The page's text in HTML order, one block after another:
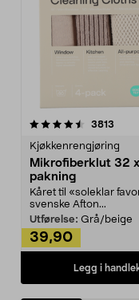
3813
Kjøkkenrengjøring
Mikrofiberklut 32
pakning
Kåret til «soleklar
svenske Afton...
Utførelse: Grå/beige
39,90
Legg i
4.5av 5 stjerner